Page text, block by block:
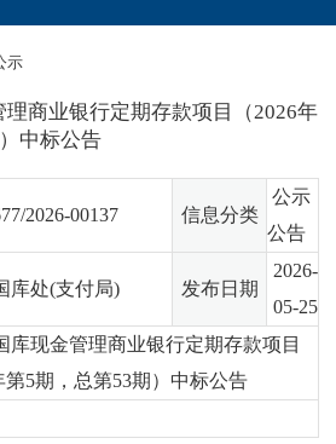
示
商业银行定期存款项目（2026年
中标公告
2026-00137 信息分类
公示
公告
库处(支付局) 发布日期
2026-
05-25
库现金管理商业银行定期存款项目
第5期，总第53期）中标公告